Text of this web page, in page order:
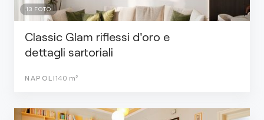
13 FOTO
Classic Glam riflessi d'oro e
dettagli sartoriali
NAPOLI140 m²